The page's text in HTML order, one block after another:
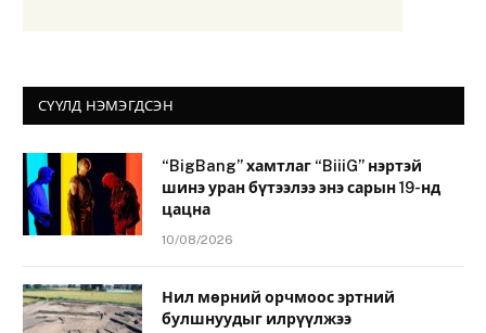
СҮҮЛД НЭМЭГДСЭН
“BigBang” хамтлаг “BiiiG” нэртэй
шинэ уран бүтээлээ энэ сарын 19-нд
цацна
10/08/2026
Нил мөрний орчмоос эртний
булшнуудыг илрүүлжээ